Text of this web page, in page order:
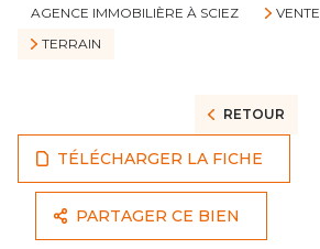
AGENCE IMMOBILIÈRE À SCIEZ VENTE
TERRAIN
RETOUR
TÉLÉCHARGER LA FICHE
PARTAGER CE BIEN